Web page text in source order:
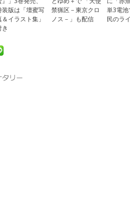
装版は「壇蜜写
＆イラスト集」
き
禁猟区－東京クロ
ノス－」も配信
単3電池
民のラ